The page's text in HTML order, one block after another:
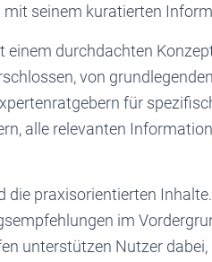
mit seinem kuratierten
durchdachten
von
für
alle relevanten
die praxisorientierten
im
unterstützen Nutzer